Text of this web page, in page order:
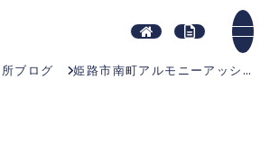
ブログ 姫路市南町アルモニーアッシュにて